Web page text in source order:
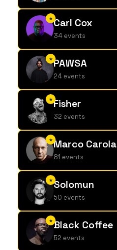
★Carl Cox
34 events
★PAWSA
24 events
★Fisher
32 events
★Marco Carola
81 events
★Solomun
50 events
★Black Coffee
52 events